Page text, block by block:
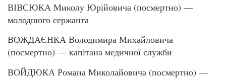
ВІВСЮКА Миколу Юрійовича (посмертно) —
молодшого сержанта
ВОЖДАЄНКА Володимира Михайловича
(посмертно) — капітана медичної служби
ВОЙДЮКА Романа Миколайовича (посмертно) —